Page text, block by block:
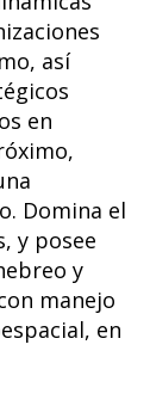
así
en
Domina el
y posee
y
manejo
en